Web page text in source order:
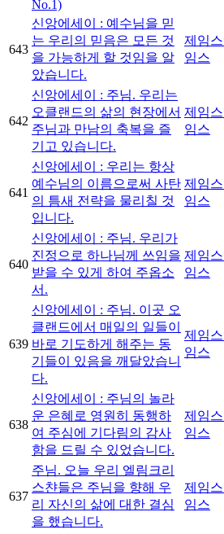
No.1)
643
신앙에세이 : 예수님을 믿
는 우리의 믿음은 모든 것
을 가능하게 할 것임을 알
았습니다.
제임스
임스
642
신앙에세이 : 주님. 우리는
오클랜드의 삶의 현장에서
주님과 만남의 축복을 즐
기고 있습니다.
제임스
임스
641
신앙에세이 : 우리는 항상
예수님의 이름으로써 사탄
의 틈새 전략을 물리칠 것
입니다.
제임스
임스
640
신앙에세이 : 주님. 우리가
진정으로 하나님께 쓰임을
받을 수 있게 하여 주옵소
서.
제임스
임스
639
신앙에세이 : 주님. 이곳 오
클랜드에서 매일의 일들이
바로 기도하게 해주는 동
기들이 있음을 깨달았습니
다.
제임스
임스
638
신앙에세이 : 주님의 놀라
운 은혜로 영원히 동행하
여 주심에 기다림의 감사
함을 드릴 수 있었습니다.
제임스
임스
637
주님. 오늘 우리 엘림크리
스챤들은 주님을 향해 우
리 자신의 삶에 대한 결심
을 했습니다.
제임스
임스